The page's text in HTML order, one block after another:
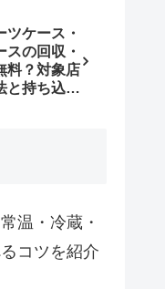
ツケース・
スの回収・
料？対象店
と持ち込み
温・冷蔵・
コツを紹介